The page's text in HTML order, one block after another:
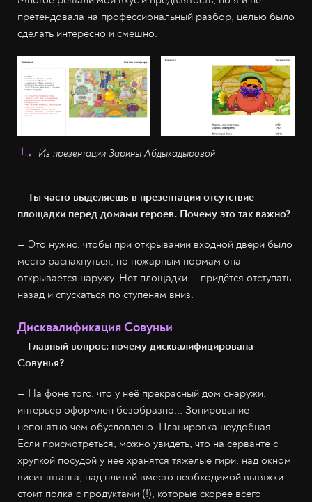
претендовала на профессиональный разбор, целью было
сделать интересно и смешно.
Из презентации Зарины Абдыкадыровой
— Ты часто выделяешь в презентации отсутствие
площадки перед домами героев. Почему это так важно?
— Это нужно, чтобы при открывании входной двери было
место распахнуться, по пожарным нормам она
открывается наружу. Нет площадки — придётся отступать
назад и спускаться по ступеням вниз.
Дисквалификация Совуньи
— Главный вопрос: почему дисквалифицирована
Совунья?
— На фоне того, что у неё прекрасный дом снаружи,
интерьер оформлен безобразно... Зонирование
непонятно чем обусловлено. Планировка неудобная.
Если присмотреться, можно увидеть, что на серванте с
хрупкой посудой у неё хранятся тяжёлые гири, над окном
висит штанга, над плитой вместо необходимой вытяжки
стоит полка с продуктами (!), которые скорее всего